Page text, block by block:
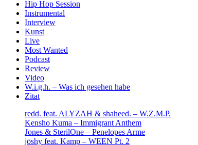
Hip Hop Session
Instrumental
Interview
Kunst
Live
Most Wanted
Podcast
Review
Video
W.i.g.h. – Was ich gesehen habe
Zitat
redd. feat. ALYZAH & shaheed. – W.Z.M.P.
Kensho Kuma – Immigrant Anthem
Jones & SterilOne – Penelopes Arme
jōshy feat. Kamp – WEEN Pt. 2